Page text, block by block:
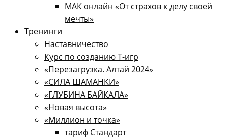
МАК онлайн «От страхов к делу своей
мечты»
Тренинги
Наставничество
Курс по созданию Т-игр
«Перезагрузка. Алтай 2024»
«СИЛА ШАМАНКИ»
«ГЛУБИНА БАЙКАЛА»
«Новая высота»
«Миллион и точка»
тариф Стандарт